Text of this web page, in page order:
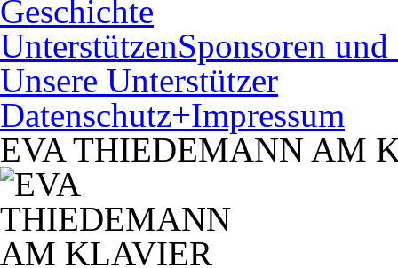
Geschichte
UnterstützenSponsoren
Unsere Unterstützer
Datenschutz+Impressum
EVA THIEDEMANN AM